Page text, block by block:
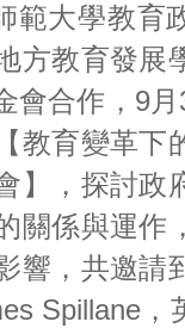
範大學教育
方教育發展
會合作，9
教育變革下
】，探討政
關係與運作
響，共邀請
Spillane，